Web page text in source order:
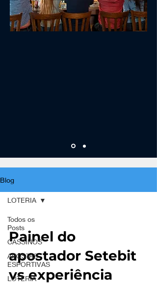
Blog
Todos os
Posts
CASSINOS
APOSTAS
ESPORTIVAS
LOTERIA
LOTERIA
Painel do
apostador Setebit
vs experiência